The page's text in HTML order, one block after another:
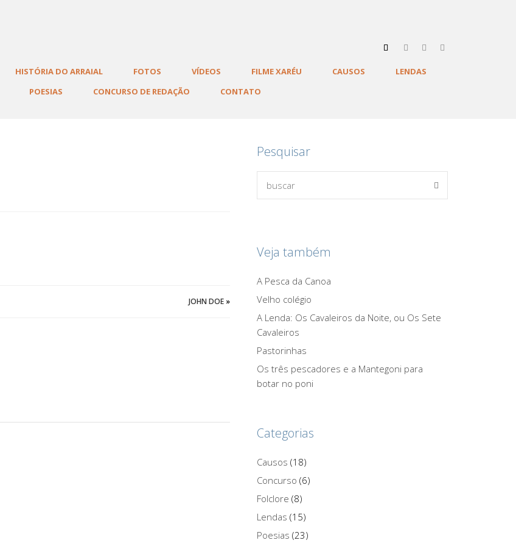
HISTÓRIA DO ARRAIAL FOTOS VÍDEOS FILME XARÉU CAUSOS
LENDAS
POESIAS CONCURSO DE REDAÇÃO CONTATO
JOHN DOE»
Pesquisar
Veja também
A Pesca da Canoa
Velho colégio
A Lenda: Os Cavaleiros da Noite, ou Os Sete
Cavaleiros
Pastorinhas
Os três pescadores e a Mantegoni para
botar no poni
Categorias
Causos (18)
Concurso (6)
Folclore (8)
Lendas (15)
Poesias (23)